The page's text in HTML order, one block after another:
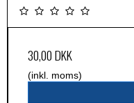
30,00 DKK
(inkl. moms)